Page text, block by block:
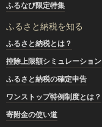
ふるなび限定特集
ふるさと納税を知る
ふるさと納税とは？
控除上限額シミュレーション
ふるさと納税の確定申告
ワンストップ特例制度とは？
寄附金の使い道